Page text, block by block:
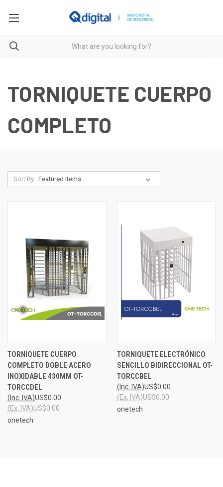
TORNIQUETE CUERPO
COMPLETO
Sort By:
TORNIQUETE CUERPO
COMPLETO DOBLE ACERO
INOXIDABLE 430MM OT-
TORCCDEL
US$0.00
(Inc. IVA)
US$0.00
(Ex. IVA)
onetech
TORNIQUETE ELECTRÓNICO
SENCILLO BIDIRECCIONAL OT-
TORCCBEL
US$0.00
(Inc. IVA)
US$0.00
(Ex. IVA)
onetech